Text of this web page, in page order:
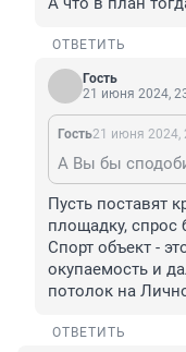
ОТВЕТИТЬ
Гость
21 июня 2024,
Гость21 июня 2024,
Пусть поставят
площадку, спрос
Спорт объект -
окупаемость и
потолок на
ОТВЕТИТЬ